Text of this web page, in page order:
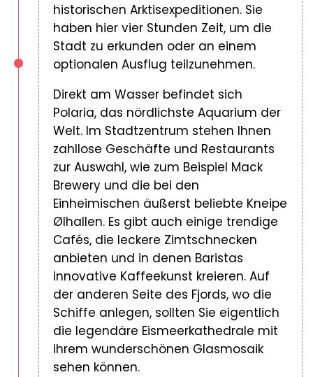
historischen Arktisexpeditionen. Sie
haben hier vier Stunden Zeit, um die
Stadt zu erkunden oder an einem
optionalen Ausflug teilzunehmen.
Direkt am Wasser befindet sich
Polaria, das nördlichste Aquarium der
Welt. Im Stadtzentrum stehen Ihnen
zahllose Geschäfte und Restaurants
zur Auswahl, wie zum Beispiel Mack
Brewery und die bei den
Einheimischen äußerst beliebte Kneipe
Ølhallen. Es gibt auch einige trendige
Cafés, die leckere Zimtschnecken
anbieten und in denen Baristas
innovative Kaffeekunst kreieren. Auf
der anderen Seite des Fjords, wo die
Schiffe anlegen, sollten Sie eigentlich
die legendäre Eismeerkathedrale mit
ihrem wunderschönen Glasmosaik
sehen können.